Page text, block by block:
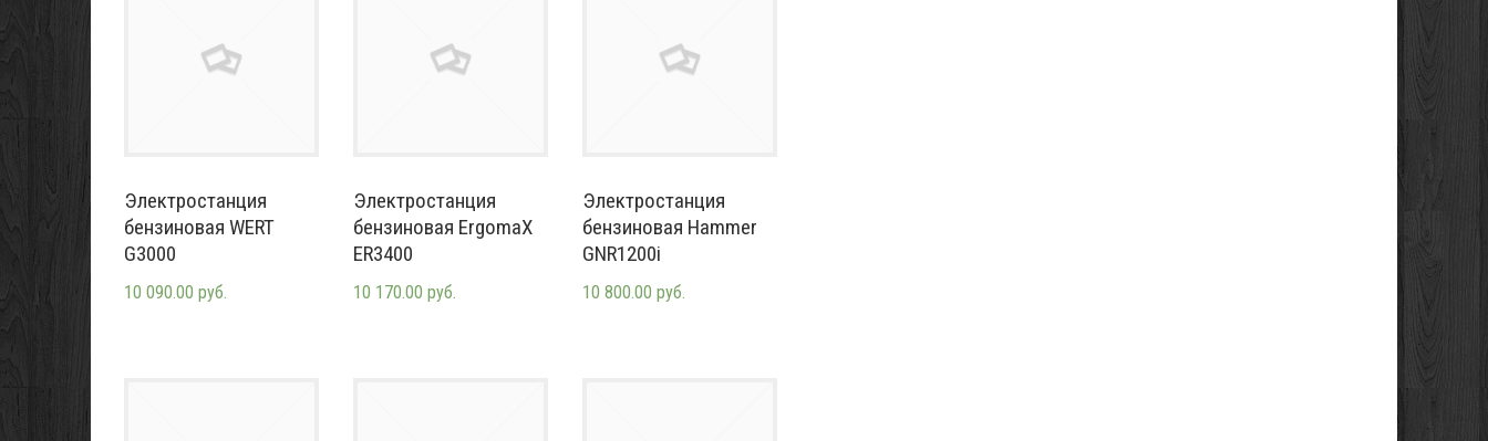
Электростанция
бензиновая WERT
G3000
10 090.00 руб.
Электростанция
бензиновая ErgomaX
ER3400
10 170.00 руб.
Электростанция
бензиновая Hammer
GNR1200i
10 800.00 руб.